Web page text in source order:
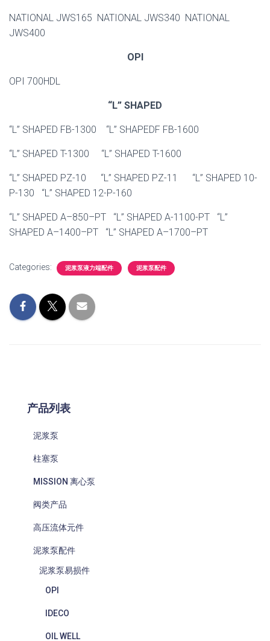
NATIONAL JWS165 NATIONAL JWS340 NATIONAL
JWS400
OPI
OPI 700HDL
“L” SHAPED
“L” SHAPED FB-1300 “L” SHAPEDF FB-1600
“L” SHAPED T-1300 “L” SHAPED T-1600
“L” SHAPED PZ-10 “L” SHAPED PZ-11 “L” SHAPED 10-
P-130 “L” SHAPED 12-P-160
“L” SHAPED A–850–PT “L” SHAPED A-1100-PT “L”
SHAPED A–1400–PT “L” SHAPED A–1700–PT
Categories: 泥浆泵液力端配件 泥浆泵配件
产品列表
泥浆泵
柱塞泵
MISSION 离心泵
阀类产品
高压流体元件
泥浆泵配件
泥浆泵易损件
OPI
IDECO
OIL WELL